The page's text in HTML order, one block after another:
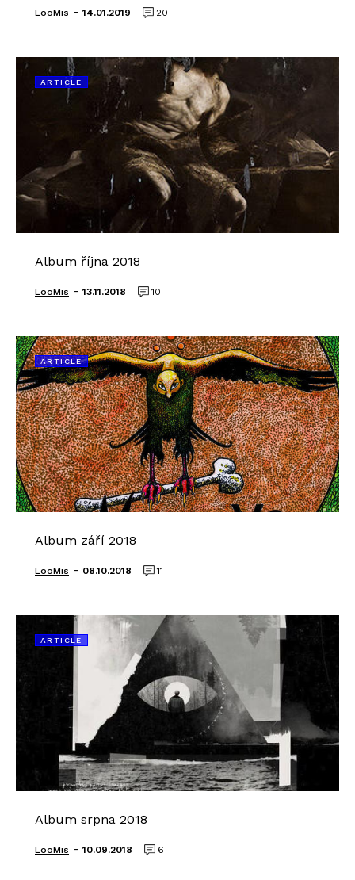
LooMis - 14.01.2019 20
ARTICLE
Album října 2018
LooMis - 13.11.2018 10
ARTICLE
Album září 2018
LooMis - 08.10.2018 11
ARTICLE
Album srpna 2018
LooMis - 10.09.2018 6